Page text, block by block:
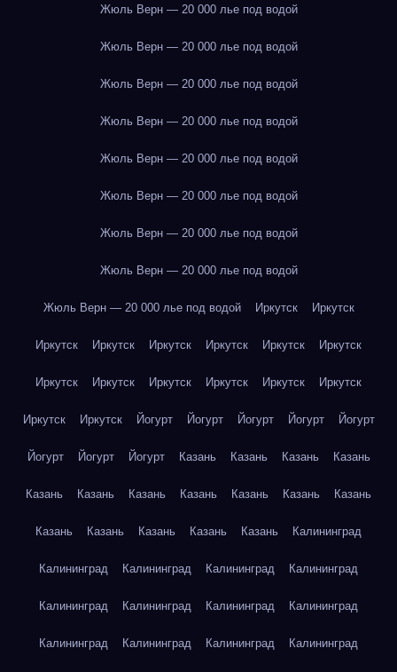
Жюль Верн — 20 000 лье под водой
Жюль Верн — 20 000 лье под водой
Жюль Верн — 20 000 лье под водой
Жюль Верн — 20 000 лье под водой
Жюль Верн — 20 000 лье под водой
Жюль Верн — 20 000 лье под водой
Жюль Верн — 20 000 лье под водой
Жюль Верн — 20 000 лье под водой
Жюль Верн — 20 000 лье под водой Иркутск Иркутск
Иркутск Иркутск Иркутск Иркутск Иркутск Иркутск
Иркутск Иркутск Иркутск Иркутск Иркутск Иркутск
Иркутск Иркутск Йогурт Йогурт Йогурт Йогурт Йогурт
Йогурт Йогурт Йогурт Казань Казань Казань Казань
Казань Казань Казань Казань Казань Казань Казань
Казань Казань Казань Казань Казань Калининград
Калининград Калининград Калининград Калининград
Калининград Калининград Калининград Калининград
Калининград Калининград Калининград Калининград